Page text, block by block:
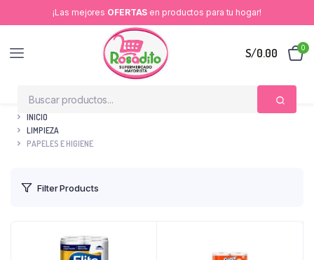
¡Las mejores OFERTAS en productos para tu hogar!
S/0.00 0
INICIO
LIMPIEZA
PAPELES E HIGIENE
Filter Products